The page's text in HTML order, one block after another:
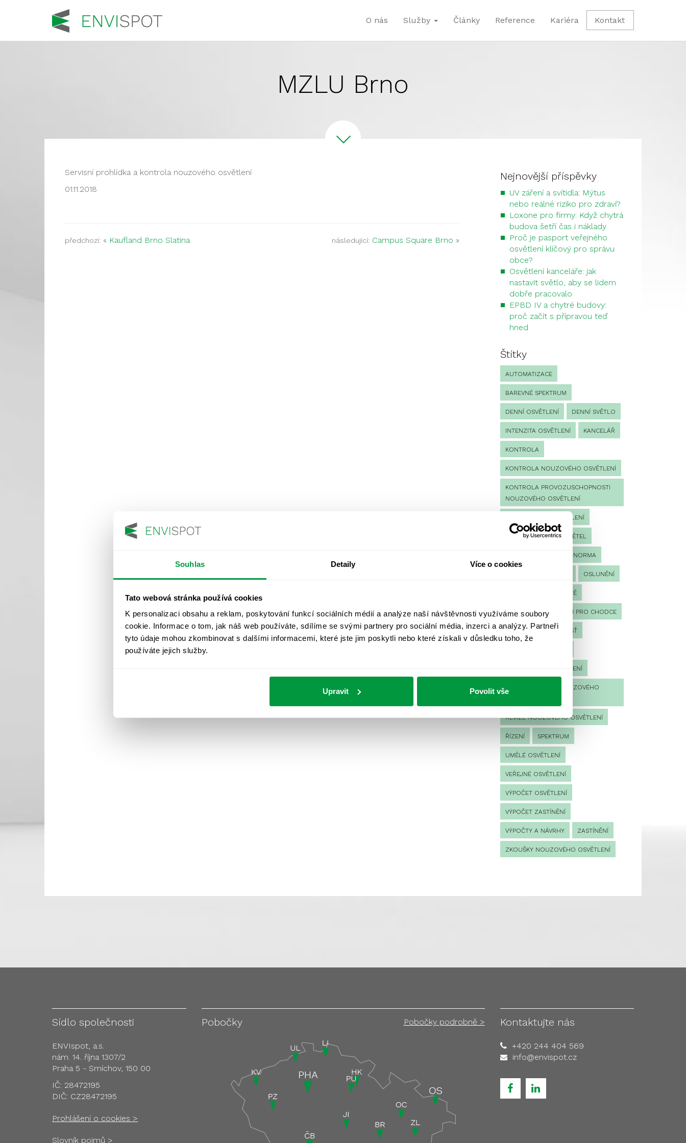
Souhlas Detaily Více o cookies
Tato webová stránka používá cookies
K personalizaci obsahu a reklam, poskytování funkcí sociálních médií a analýze naší návštěvnosti využíváme soubory
cookie. Informace o tom, jak náš web používáte, sdílíme se svými partnery pro sociální média, inzerci a analýzy. Partneři
tyto údaje mohou zkombinovat s dalšími informacemi, které jste jim poskytli nebo které získali v důsledku toho, že
používáte jejich služby.
Upravit Povolit vše
O nás Služby Články Reference Kariéra Kontakt
MZLU Brno
Servisní prohlídka a kontrola nouzového osvětlení
01.11.2018
předchozí: « Kaufland Brno Slatina následující: Campus Square Brno »
Nejnovější příspěvky
UV záření a svítidla: Mýtus
nebo reálné riziko pro zdraví?
Loxone pro firmy: Když chytrá
budova šetří čas i náklady
Proč je pasport veřejného
osvětlení klíčový pro správu
obce?
Osvětlení kanceláře: jak
nastavit světlo, aby se lidem
dobře pracovalo
EPBD IV a chytré budovy:
proč začít s přípravou teď
hned
Štítky
AUTOMATIZACE
BAREVNÉ SPEKTRUM
DENNÍ OSVĚTLENÍ DENNÍ SVĚTLO
INTENZITA OSVĚTLENÍ KANCELÁŘ
KONTROLA
KONTROLA NOUZOVÉHO OSVĚTLENÍ
KONTROLA PROVOZUSCHOPNOSTI
NOUZOVÉHO OSVĚTLENÍ
LED NOUZOVÉ OSVĚTLENÍ
MĚŘENÍ MĚŘENÍ SVĚTEL
NORMA
OSLUNĚNÍ
OSVĚTLENÍ PRACOVIŠTĚ
OSVĚTLENÍ PŘECHODŮ PRO CHODCE
OSVĚTLENÍ SPORTOVIŠŤ
PROTIPANICKÉ OSVĚTLENÍ
PROVOZNÍ DENÍK NOUZOVÉHO
REVIZE NOUZOVÉHO OSVĚTLENÍ
ŘÍZENÍ SPEKTRUM
UMĚLÉ OSVĚTLENÍ
VEŘEJNÉ OSVĚTLENÍ
VÝPOČET OSVĚTLENÍ
VÝPOČET ZASTÍNĚNÍ
VÝPOČTY A NÁVRHY ZASTÍNĚNÍ
ZKOUŠKY NOUZOVÉHO OSVĚTLENÍ
Sídlo společnosti
ENVIspot, a.s.
nám. 14. října 1307/2
Praha 5 - Smíchov, 150 00
IČ: 28472195
DIČ: CZ28472195
Prohlášení o cookies >
Slovník pojmů >
Pobočky Pobočky podrobně > Kontaktujte nás
+420 244 404 569
info@envispot.cz